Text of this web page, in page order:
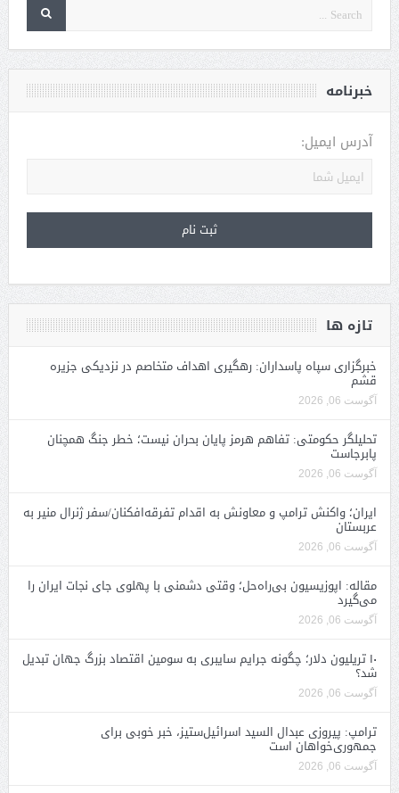
خبرنامه
آدرس ایمیل:
تازه ها
خبرگزاری سپاه پاسداران: رهگیری اهداف متخاصم در نزدیکی جزیره
قشم
آگوست 06, 2026
تحلیلگر حکومتی: تفاهم هرمز پایان بحران نیست؛ خطر جنگ همچنان
پابرجاست
آگوست 06, 2026
ایران؛ واکنش ترامپ و معاونش به اقدام تفرقه‌افکنان/سفر ژنرال منیر به
عربستان
آگوست 06, 2026
مقاله: اپوزیسیون بی‌راه‌حل؛ وقتی دشمنی با پهلوی جای نجات ایران را
می‌گیرد
آگوست 06, 2026
۱۰ تریلیون دلار؛ چگونه جرایم سایبری به سومین اقتصاد بزرگ جهان تبدیل
شد؟
آگوست 06, 2026
ترامپ: پیروزی عبدال السید اسرائیل‌ستیز، خبر خوبی برای
جمهوری‌خواهان است
آگوست 06, 2026